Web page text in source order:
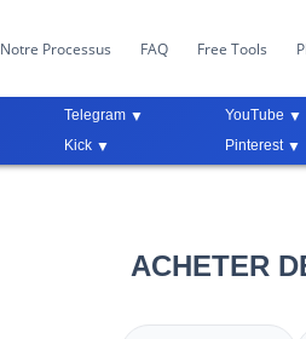
Notre Processus FAQ Free Tools
Telegram YouTube
Kick Pinterest
ACHETER